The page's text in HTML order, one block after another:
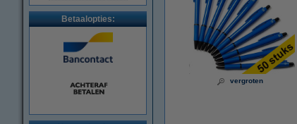
Betaalopties:
vergroten